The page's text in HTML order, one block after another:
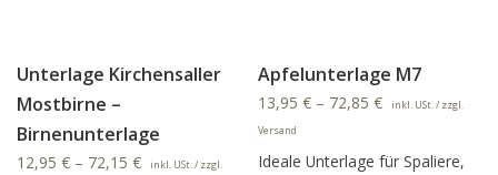
Unterlage Kirchensaller
Mostbirne –
Birnenunterlage
12,95 € – 72,15 €
inkl. USt. / zzgl.
Apfelunterlage M7
13,95€ – 72,85€
inkl. USt. / zzgl.
Versand
Ideale Unterlage für Spaliere,